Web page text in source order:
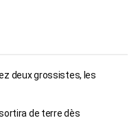
deux grossistes, les
de terre dès